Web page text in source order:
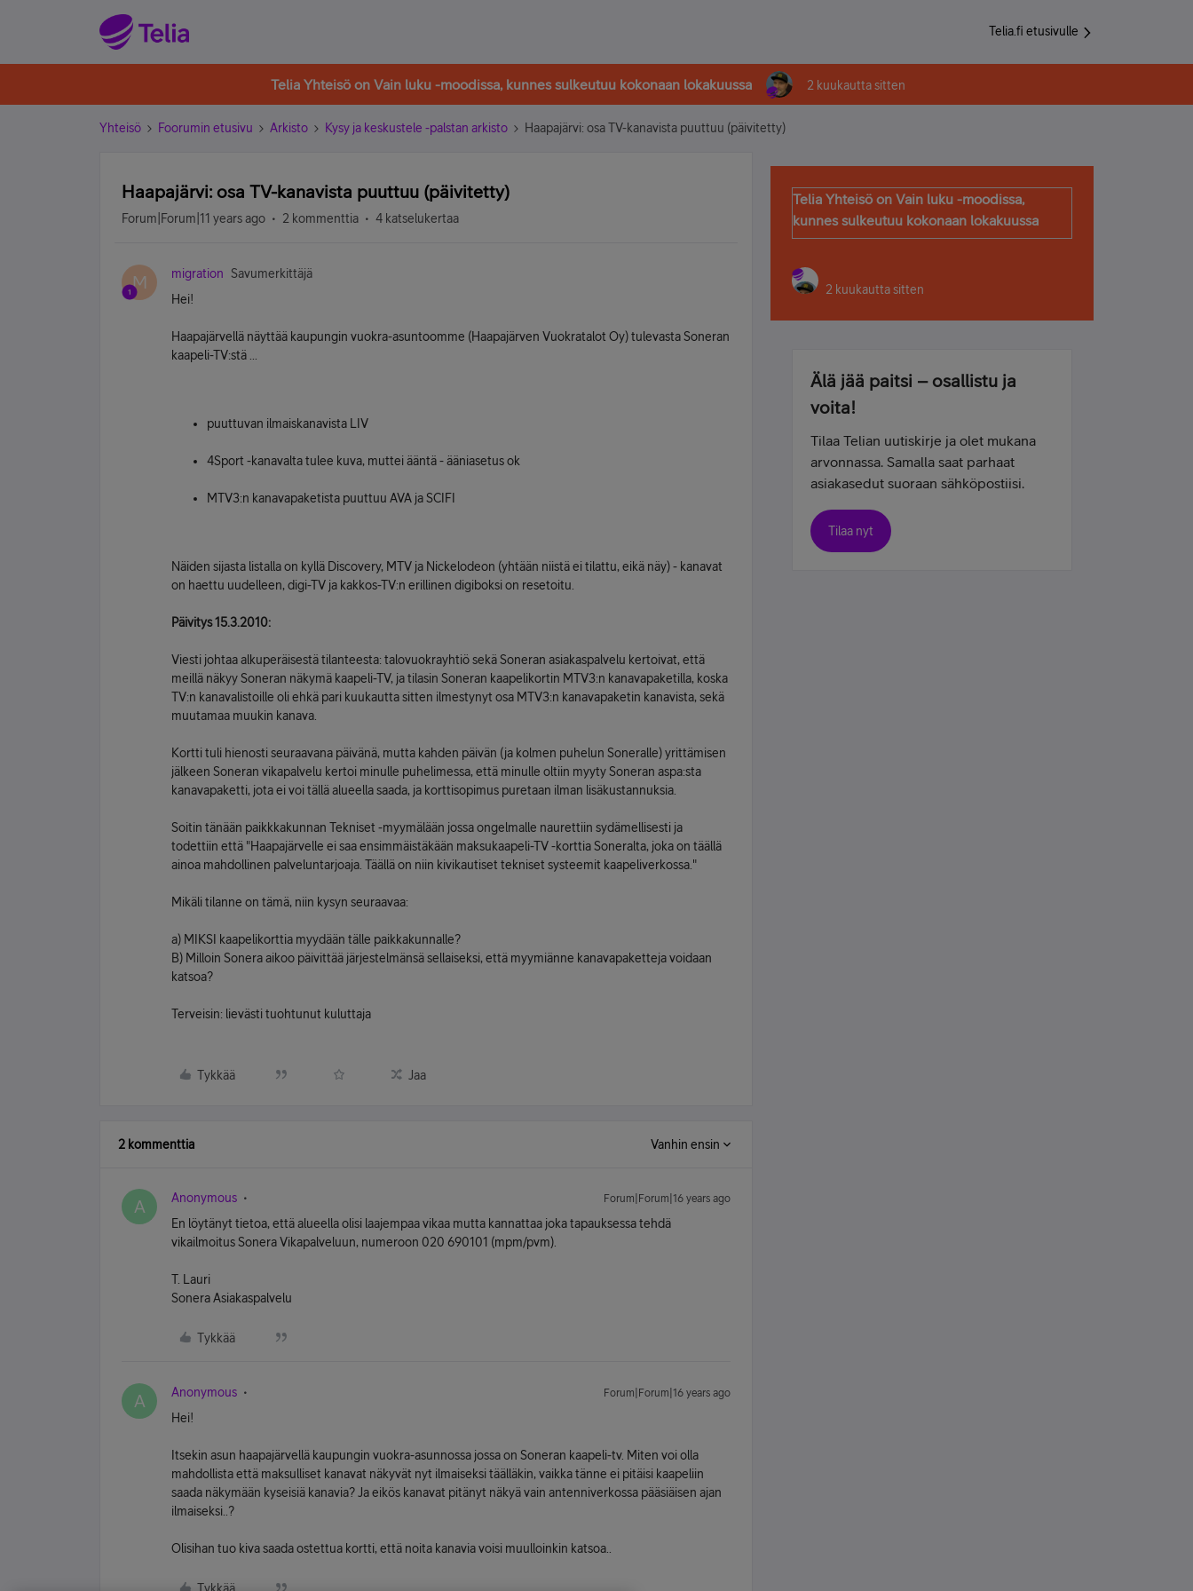
Telia.fi etusivulle
Telia Yhteisö on Vain luku -moodissa, kunnes sulkeutuu kokonaan lokakuussa 2 kuukautta sitten
Yhteisö Foorumin etusivu Arkisto Kysy ja keskustele -palstan arkisto Haapajärvi: osa TV-kanavista puuttuu (päivitetty)
Haapajärvi: osa TV-kanavista puuttuu (päivitetty)
Forum|Forum|11 years ago 2 kommenttia 4 katselukertaa
M migration
Savumerkittäjä
Hei!
Haapajärvellä näyttää kaupungin vuokra-asuntoomme (Haapajärven Vuokratalot Oy) tulevasta Soneran
kaapeli-TV:stä ...
puuttuvan ilmaiskanavista LIV
4Sport -kanavalta tulee kuva, muttei ääntä - ääniasetus ok
MTV3:n kanavapaketista puuttuu AVA ja SCIFI
Näiden sijasta listalla on kyllä Discovery, MTV ja Nickelodeon (yhtään niistä ei tilattu, eikä näy) - kanavat
on haettu uudelleen, digi-TV ja kakkos-TV:n erillinen digiboksi on resetoitu.
Päivitys 15.3.2010:
Viesti johtaa alkuperäisestä tilanteesta: talovuokrayhtiö sekä Soneran asiakaspalvelu kertoivat, että
meillä näkyy Soneran näkymä kaapeli-TV, ja tilasin Soneran kaapelikortin MTV3:n kanavapaketilla, koska
TV:n kanavalistoille oli ehkä pari kuukautta sitten ilmestynyt osa MTV3:n kanavapaketin kanavista, sekä
muutamaa muukin kanava.
Kortti tuli hienosti seuraavana päivänä, mutta kahden päivän (ja kolmen puhelun Soneralle) yrittämisen
jälkeen Soneran vikapalvelu kertoi minulle puhelimessa, että minulle oltiin myyty Soneran aspa:sta
kanavapaketti, jota ei voi tällä alueella saada, ja korttisopimus puretaan ilman lisäkustannuksia.
Soitin tänään paikkkakunnan Tekniset -myymälään jossa ongelmalle naurettiin sydämellisesti ja
todettiin että "Haapajärvelle ei saa ensimmäistäkään maksukaapeli-TV -korttia Soneralta, joka on täällä
ainoa mahdollinen palveluntarjoaja. Täällä on niin kivikautiset tekniset systeemit kaapeliverkossa."
Mikäli tilanne on tämä, niin kysyn seuraavaa:
a) MIKSI kaapelikorttia myydään tälle paikkakunnalle?
B) Milloin Sonera aikoo päivittää järjestelmänsä sellaiseksi, että myymiänne kanavapaketteja voidaan
katsoa?
Terveisin: lievästi tuohtunut kuluttaja
Tykkää Jaa
2 kommenttia Vanhin ensin
A Anonymous Forum|Forum|16 years ago
En löytänyt tietoa, että alueella olisi laajempaa vikaa mutta kannattaa joka tapauksessa tehdä
vikailmoitus Sonera Vikapalveluun, numeroon 020 690101 (mpm/pvm).
T. Lauri
Sonera Asiakaspalvelu
Tykkää
A Anonymous Forum|Forum|16 years ago
Hei!
Itsekin asun haapajärvellä kaupungin vuokra-asunnossa jossa on Soneran kaapeli-tv. Miten voi olla
mahdollista että maksulliset kanavat näkyvät nyt ilmaiseksi täälläkin, vaikka tänne ei pitäisi kaapeliin
saada näkymään kyseisiä kanavia? Ja eikös kanavat pitänyt näkyä vain antenniverkossa pääsiäisen ajan
ilmaiseksi..?
Olisihan tuo kiva saada ostettua kortti, että noita kanavia voisi muulloinkin katsoa..
Telia Yhteisö on Vain luku -moodissa,
kunnes sulkeutuu kokonaan lokakuussa
2 kuukautta sitten
Älä jää paitsi – osallistu ja
voita!
Tilaa Telian uutiskirje ja olet mukana
arvonnassa. Samalla saat parhaat
asiakasedut suoraan sähköpostiisi.
Tilaa nyt